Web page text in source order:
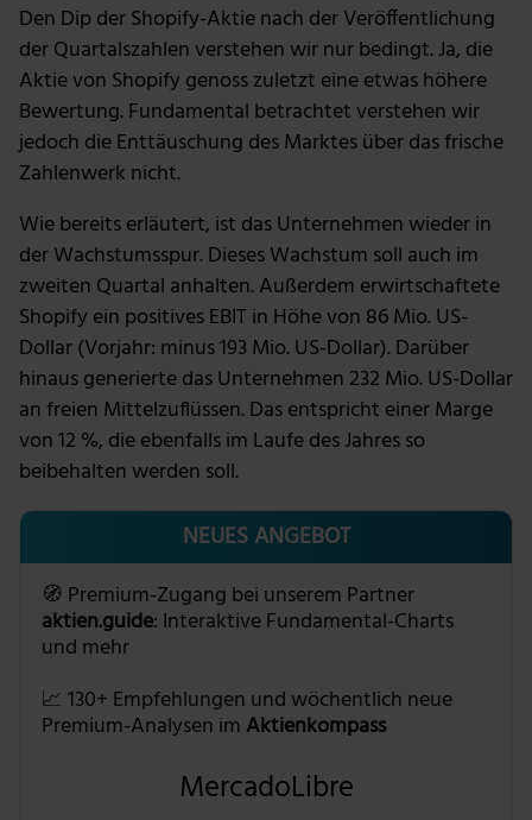
Den Dip der Shopify-Aktie nach der Veröffentlichung
der Quartalszahlen verstehen wir nur bedingt. Ja, die
Aktie von Shopify genoss zuletzt eine etwas höhere
Bewertung. Fundamental betrachtet verstehen wir
jedoch die Enttäuschung des Marktes über das frische
Zahlenwerk nicht.
Wie bereits erläutert, ist das Unternehmen wieder in
der Wachstumsspur. Dieses Wachstum soll auch im
zweiten Quartal anhalten. Außerdem erwirtschaftete
Shopify ein positives EBIT in Höhe von 86 Mio. US-
Dollar (Vorjahr: minus 193 Mio. US-Dollar). Darüber
hinaus generierte das Unternehmen 232 Mio. US-Dollar
an freien Mittelzuflüssen. Das entspricht einer Marge
von 12 %, die ebenfalls im Laufe des Jahres so
beibehalten werden soll.
NEUES ANGEBOT
🧭 Premium-Zugang bei unserem Partner
aktien.guide: Interaktive Fundamental-Charts
und mehr
📈 130+ Empfehlungen und wöchentlich neue
Premium-Analysen im Aktienkompass
MercadoLibre